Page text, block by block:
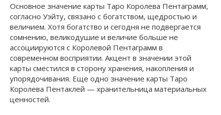
Основное значение карты Таро Королева Пентаграмм,
согласно Уэйту, связано с богатством, щедростью и
величием. Хотя богатство и сегодня не подвергается
сомнению, великодушие и величие больше не
ассоциируются с Королевой Пентаграмм в
современном восприятии. Акцент в значении этой
карты сместился в сторону хранения, накопления и
упорядочивания. Еще одно значение карты Таро
Королева Пентаклей — хранительница материальных
ценностей.